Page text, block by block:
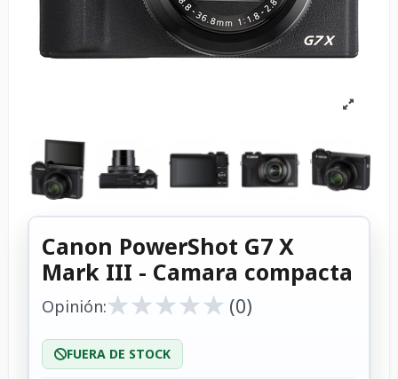
Canon PowerShot G7 X
Mark III - Camara compacta
Opinión:★
★★
★★
★★
★★
★ (0)
FUERA DE STOCK